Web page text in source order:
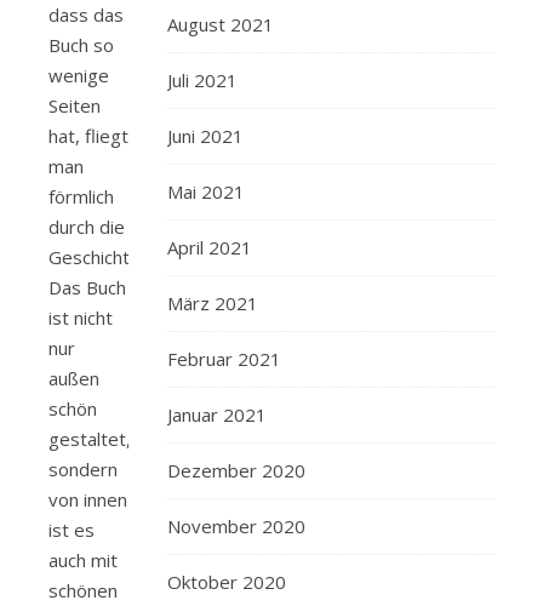
dass das
Buch so
wenige
Seiten
hat, fliegt
man
förmlich
durch die
Geschichte.
Das Buch
ist nicht
nur
außen
schön
gestaltet,
sondern
von innen
ist es
auch mit
schönen
August 2021
Juli 2021
Juni 2021
Mai 2021
April 2021
März 2021
Februar 2021
Januar 2021
Dezember 2020
November 2020
Oktober 2020